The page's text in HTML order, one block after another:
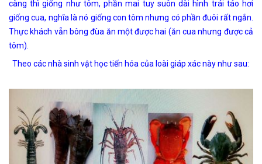
càng thì giống như tôm, phần mai tuy suôn dài hình trái táo hơi
giống cua, nghĩa là nó giống con tôm nhưng có phần đuôi rất ngắn.
Thực khách vẵn bông đùa ăn một được hai (ăn cua nhưng được cả
tôm).
Theo các nhà sinh vật học tiến hóa của loài giáp xác này như sau: